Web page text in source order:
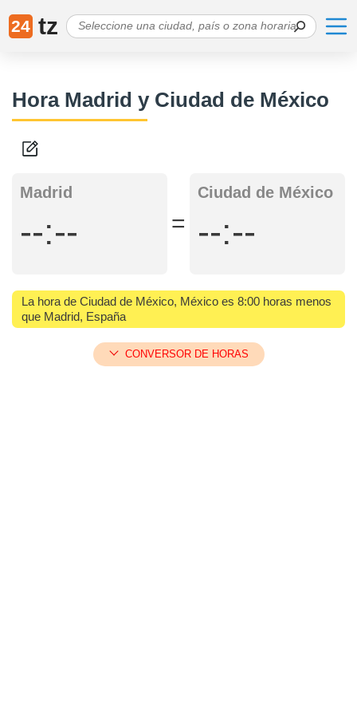
24 tz
Hora Madrid y Ciudad de México
Madrid
--:-- =
Ciudad de México
--:--
La hora de Ciudad de México, México es 8:00 horas menos
que Madrid, España
CONVERSOR DE HORAS